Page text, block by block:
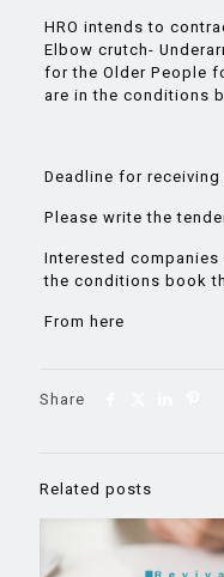
HRO intends to
Elbow crutch-
for the Older People
are in the conditions
Deadline for
Please write the
Interested
the conditions book
From here
Share
Related posts